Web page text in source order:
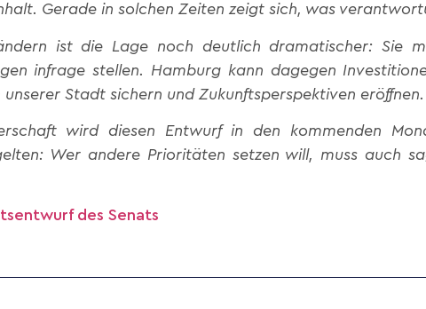
Gerade in solchen Zeiten zeigt sich, was
ist die Lage noch deutlich dramatischer: Sie
infrage stellen. Hamburg kann dagegen
Stadt sichern und Zukunftsperspektiven eröffnen.
wird diesen Entwurf in den kommenden
Wer andere Prioritäten setzen will, muss auch
des Senats